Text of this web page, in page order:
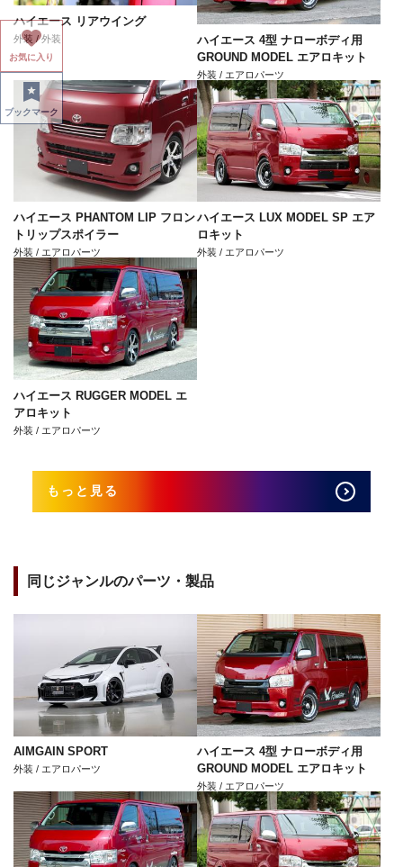
ハイエース リアウイング
外装 / 外装
ハイエース 4型 ナローボディ用
GROUND MODEL エアロキット
外装 / エアロパーツ
ハイエース PHANTOM LIP フロン
トリップスポイラー
外装 / エアロパーツ
ハイエース LUX MODEL SP エア
ロキット
外装 / エアロパーツ
ハイエース RUGGER MODEL エ
アロキット
外装 / エアロパーツ
もっと見る
同じジャンルのパーツ・製品
AIMGAIN SPORT
外装 / エアロパーツ
ハイエース 4型 ナローボディ用
GROUND MODEL エアロキット
外装 / エアロパーツ
お気に入り
ブックマーク